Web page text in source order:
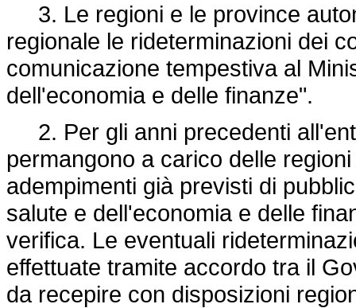
3. Le regioni e le province
regionale le rideterminazioni dei
comunicazione tempestiva al
dell'economia e delle finanze".
2. Per gli anni precedenti
permangono a carico delle
adempimenti già previsti di
salute e dell'economia e delle
verifica. Le eventuali
effettuate tramite accordo tra il
da recepire con disposizioni